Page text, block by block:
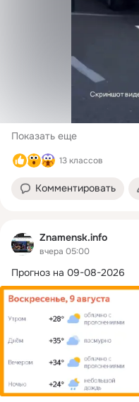
незарегистрированным
12.2 (управление с
ч. 4 ст. 12.2 (использование
Показать еще
13 классов
Комментировать
Znamensk.info
вчера 05:00
Прогноз на 09-08-2026